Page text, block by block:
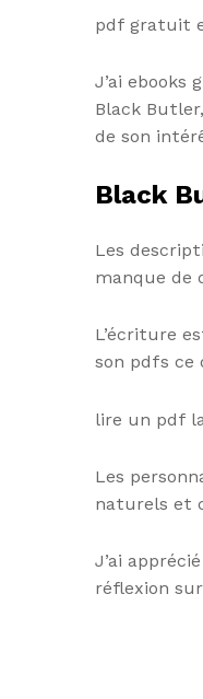
pdf gratuit
J’ai ebooks
Black
de son
Black
Les
manque de
L’écriture
son pdfs ce
lire un pdf
Les
naturels et
J’ai
réflexion